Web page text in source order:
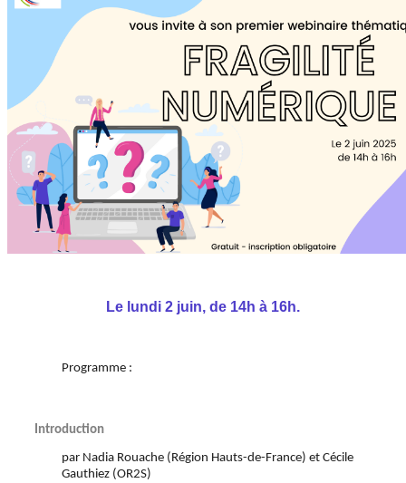
Le lundi 2 juin, de 14h à 16h.
Programme :
Introduction
par Nadia Rouache (Région Hauts-de-France) et Cécile
Gauthiez (OR2S)